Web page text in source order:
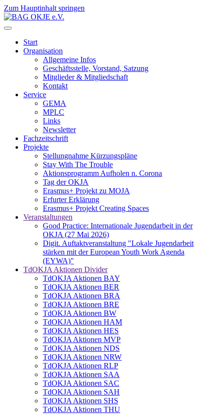
Zum Hauptinhalt springen
Start
Organisation
Allgemeine Infos
Geschäftsstelle, Vorstand, Satzung
Mitglieder & Mitgliedschaft
Kontakt
Service
GEMA
MPLC
Links
Newsletter
Fachzeitschrift
Projekte
Stellungnahme Kürzungspläne
Stay With The Trouble
Aktionsprogramm Aufholen n. Corona
Tag der OKJA
Erasmus+ Projekt zu MOJA
Erfurter Erklärung
Erasmus+ Projekt Creating Spaces
Veranstaltungen
Good Practice: Internationale Jugendarbeit in der
OKJA (27 Mai 2026)
Digit. Auftaktveranstaltung "Lokale Jugendarbeit
stärken mit der European Youth Work Agenda
(EYWA)"
TdOKJA Aktionen Divider
TdOKJA Aktionen BAY
TdOKJA Aktionen BER
TdOKJA Aktionen BRA
TdOKJA Aktionen BRE
TdOKJA Aktionen BW
TdOKJA Aktionen HAM
TdOKJA Aktionen HES
TdOKJA Aktionen MVP
TdOKJA Aktionen NDS
TdOKJA Aktionen NRW
TdOKJA Aktionen RLP
TdOKJA Aktionen SAA
TdOKJA Aktionen SAC
TdOKJA Aktionen SAH
TdOKJA Aktionen SHS
TdOKJA Aktionen THU